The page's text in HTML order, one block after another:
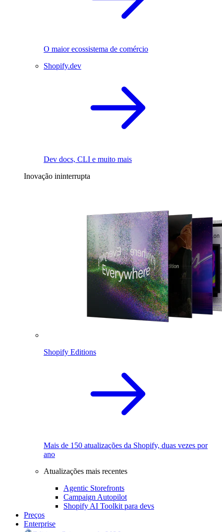
O maior ecossistema de comércio
Shopify.dev
Dev docs, CLI e muito mais
Inovação ininterrupta
Shopify Editions
Mais de 150 atualizações da Shopify, duas vezes por
ano
Atualizações mais recentes
Agentic Storefronts
Campaign Autopilot
Shopify AI Toolkit para devs
Preços
Enterprise